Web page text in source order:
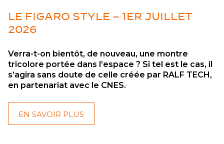
LE FIGARO STYLE – 1ER JUILLET
2026
Verra-t-on bientôt, de nouveau, une montre
tricolore portée dans l’espace ? Si tel est le cas, il
s’agira sans doute de celle créée par RALF TECH,
en partenariat avec le CNES.
EN SAVOIR PLUS